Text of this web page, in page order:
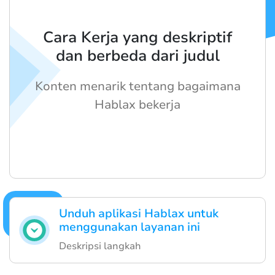
Unduh aplikasi Hablax untuk
menggunakan layanan ini
Deskripsi langkah
Cara Kerja yang deskriptif
dan berbeda dari judul
Konten menarik tentang bagaimana
Hablax bekerja